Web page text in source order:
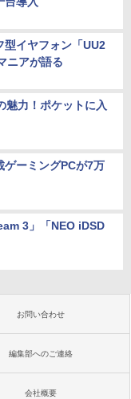
型イヤフォン「UU2
ニアが語る
魅力！ポケットに入
ーミングPCが7万
3」「NEO iDSD
お問い合わせ
編集部へのご連絡
会社概要